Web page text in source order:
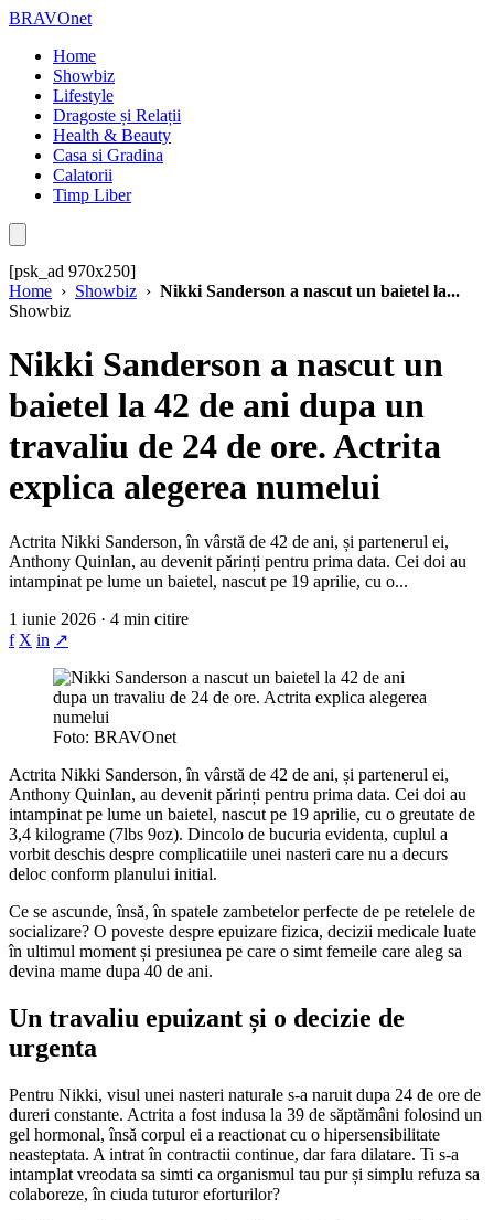
BRAVOnet
Home
Showbiz
Lifestyle
Dragoste și Relații
Health & Beauty
Casa si Gradina
Calatorii
Timp Liber
[psk_ad 970x250]
Home › Showbiz › Nikki Sanderson a nascut un baietel la...
Showbiz
Nikki Sanderson a nascut un
baietel la 42 de ani dupa un
travaliu de 24 de ore. Actrita
explica alegerea numelui
Actrita Nikki Sanderson, în vârstă de 42 de ani, și partenerul ei,
Anthony Quinlan, au devenit părinți pentru prima data. Cei doi au
intampinat pe lume un baietel, nascut pe 19 aprilie, cu o...
1 iunie 2026 · 4 min citire
f X in ↗
Foto: BRAVOnet
Actrita Nikki Sanderson, în vârstă de 42 de ani, și partenerul ei,
Anthony Quinlan, au devenit părinți pentru prima data. Cei doi au
intampinat pe lume un baietel, nascut pe 19 aprilie, cu o greutate de
3,4 kilograme (7lbs 9oz). Dincolo de bucuria evidenta, cuplul a
vorbit deschis despre complicatiile unei nasteri care nu a decurs
deloc conform planului initial.
Ce se ascunde, însă, în spatele zambetelor perfecte de pe retelele de
socializare? O poveste despre epuizare fizica, decizii medicale luate
în ultimul moment și presiunea pe care o simt femeile care aleg sa
devina mame dupa 40 de ani.
Un travaliu epuizant și o decizie de
urgenta
Pentru Nikki, visul unei nasteri naturale s-a naruit dupa 24 de ore de
dureri constante. Actrita a fost indusa la 39 de săptămâni folosind un
gel hormonal, însă corpul ei a reactionat cu o hipersensibilitate
neasteptata. A intrat în contractii continue, dar fara dilatare. Ti s-a
intamplat vreodata sa simti ca organismul tau pur și simplu refuza sa
colaboreze, în ciuda tuturor eforturilor?